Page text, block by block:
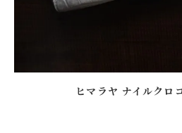
ヒマラヤ ナイルクロ